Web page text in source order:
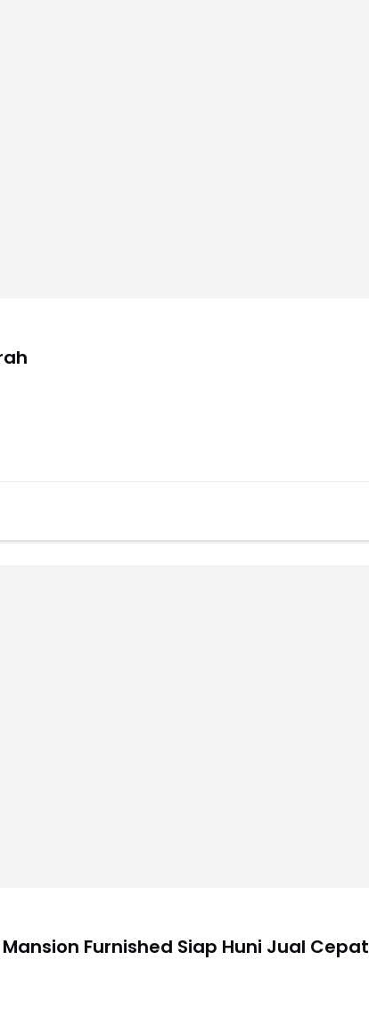
Furnished Siap Huni Jual Cepat